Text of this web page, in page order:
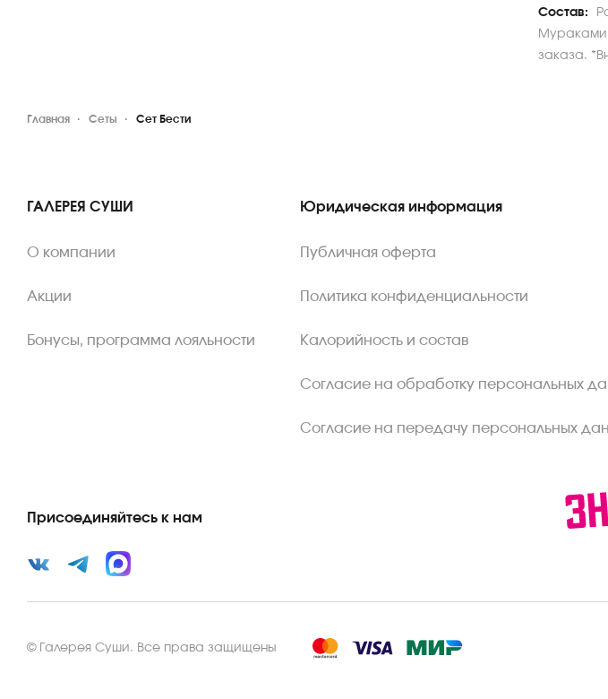
Состав:
Мураками
заказа.
Главная Сеты Сет Бести
ГАЛЕРЕЯ СУШИ
О компании
Акции
Бонусы, программа лояльности
Юридическая информация
Публичная оферта
Политика конфиденциальности
Калорийность и состав
Согласие на обработку персональных
Согласие на передачу персональных
Присоединяйтесь к нам
© Галерея Суши. Все права защищены